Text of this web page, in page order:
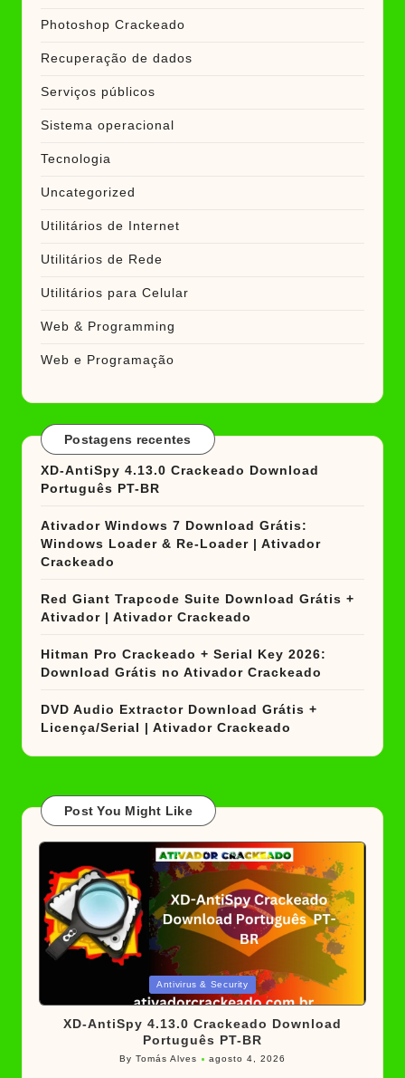
Photoshop Crackeado
Recuperação de dados
Serviços públicos
Sistema operacional
Tecnologia
Uncategorized
Utilitários de Internet
Utilitários de Rede
Utilitários para Celular
Web & Programming
Web e Programação
Postagens recentes
XD-AntiSpy 4.13.0 Crackeado Download
Português PT-BR
Ativador Windows 7 Download Grátis:
Windows Loader & Re-Loader | Ativador
Crackeado
Red Giant Trapcode Suite Download Grátis +
Ativador | Ativador Crackeado
Hitman Pro Crackeado + Serial Key 2026:
Download Grátis no Ativador Crackeado
DVD Audio Extractor Download Grátis +
Licença/Serial | Ativador Crackeado
Post You Might Like
in
Antivirus & Security
XD-AntiSpy 4.13.0 Crackeado Download
Português PT-BR
Posted
ByTomás Alves agosto 4, 2026